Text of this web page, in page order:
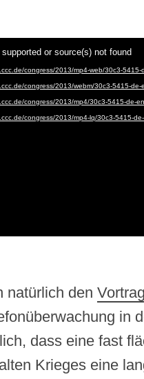
natürlich den Vortrag
in
dass eine fast
Krieges eine